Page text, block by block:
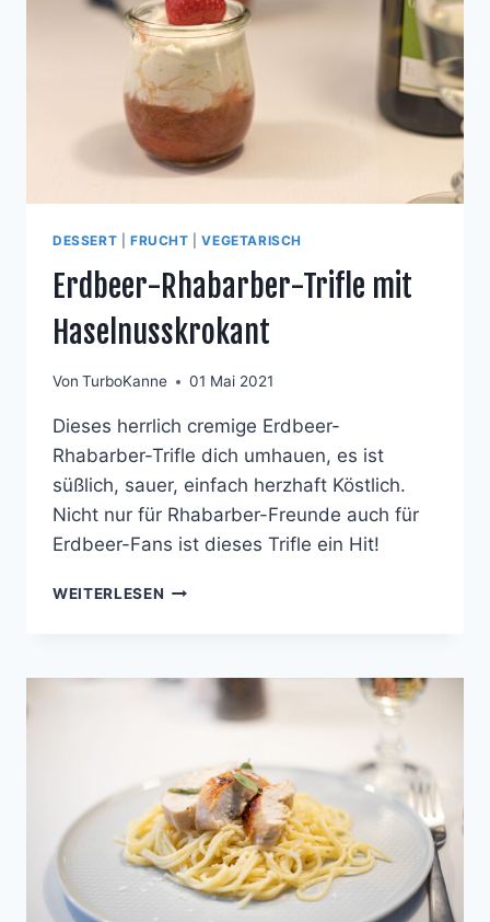
DESSERT FRUCHT |VEGETARISCH
Erdbeer-Rhabarber-Trifle mit
Haselnusskrokant
Von TurboKanne 01 Mai 2021
Dieses herrlich cremige Erdbeer-
Rhabarber-Trifle dich umhauen, es ist
süßlich, sauer, einfach herzhaft Köstlich.
Nicht nur für Rhabarber-Freunde auch für
Erdbeer-Fans ist dieses Trifle ein Hit!
WEITERLESEN ERDBEER-
HASELNUSSKROKANT